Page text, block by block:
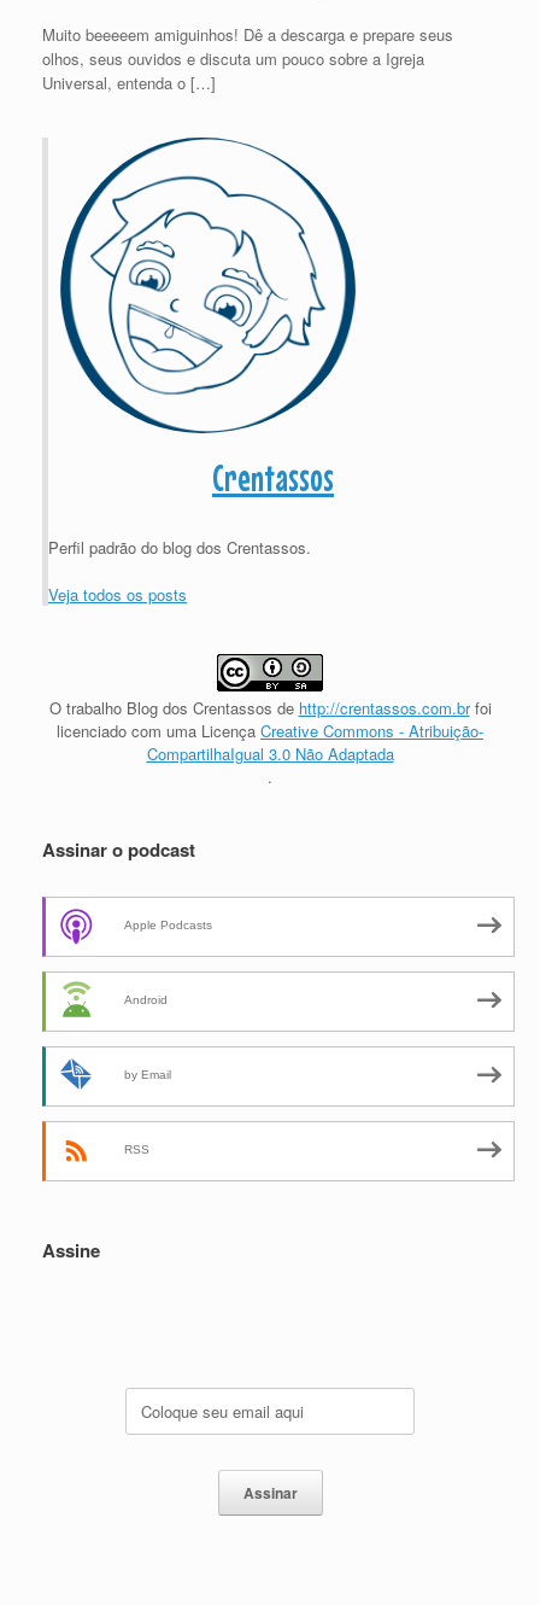
Muito beeeeem amiguinhos! Dê a descarga e prepare seus
olhos, seus ouvidos e discuta um pouco sobre a Igreja
Universal, entenda o […]
Crentassos
Perfil padrão do blog dos Crentassos.
Veja todos os posts
O trabalho Blog dos Crentassos de http://crentassos.com.brfoi
licenciado com uma Licença Creative Commons - Atribuição-
CompartilhaIgual 3.0 Não Adaptada
.
Assinar o podcast
Apple Podcasts
Android
by Email
RSS
Assine